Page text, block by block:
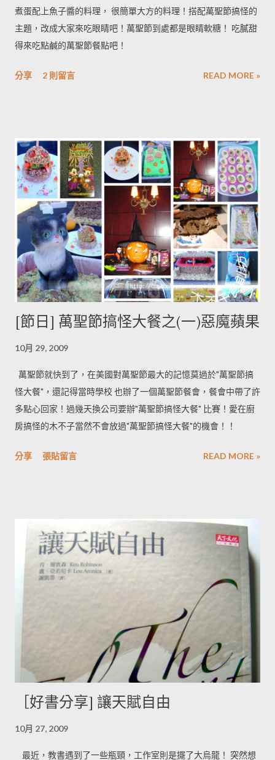
煮蛋配上魚子醬的料理， 很簡單大方的料理！搭配萬聖節搞怪的
主題，改成大家來吃眼睛吧！萬聖節到處都是眼睛軟糖！ 吃膩甜
得來吃點鹹的萬聖節餐點吧！
分享 2 則留言 READ MORE »
[節日] 萬聖節搞怪大餐之(一)惡魔蘋果
10月 29, 2009
萬聖節就快到了，在美國對萬聖節最大的記憶莫過於"萬聖節搞
怪大餐"，還記得當時學校 也辦了一個萬聖節餐會，餐會中帶了許
多點心回家！過幾天換公司要辦"萬聖節搞怪大餐" 比賽！愛在廚
房搞怪的木不子當然不會放過"萬聖節搞怪大餐"的機會！！
分享 張貼留言 READ MORE »
［好書分享] 讓天賦自由
10月 27, 2009
最近，教書遇到了一些瓶頸，工作室則是擺了大烏龍！ 突然想